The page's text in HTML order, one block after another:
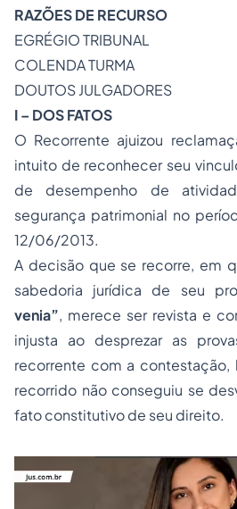
RAZÕES DE RECURSO
EGRÉGIO TRIBUNAL
COLENDA TURMA
DOUTOS JULGADORES
I – DOS FATOS
O Recorrente ajuizou
intuito de reconhecer seu
de desempenho de
segurança patrimonial no
12/06/2013.
A decisão que se recorre, em
sabedoria jurídica de seu
venia”, merece ser revista e
injusta ao desprezar as
recorrente com a
recorrido não conseguiu se
fato constitutivo de seu direito.